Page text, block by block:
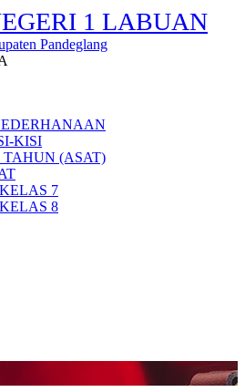
1 LABUAN
Pandeglang
KISI
(ASAT)
7
8